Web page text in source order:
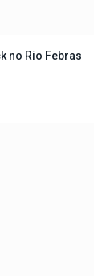
no Rio Febras